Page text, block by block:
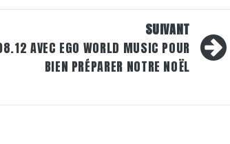
SUIVANT
AVEC EGO WORLD MUSIC POUR
BIEN PRÉPARER NOTRE NOËL